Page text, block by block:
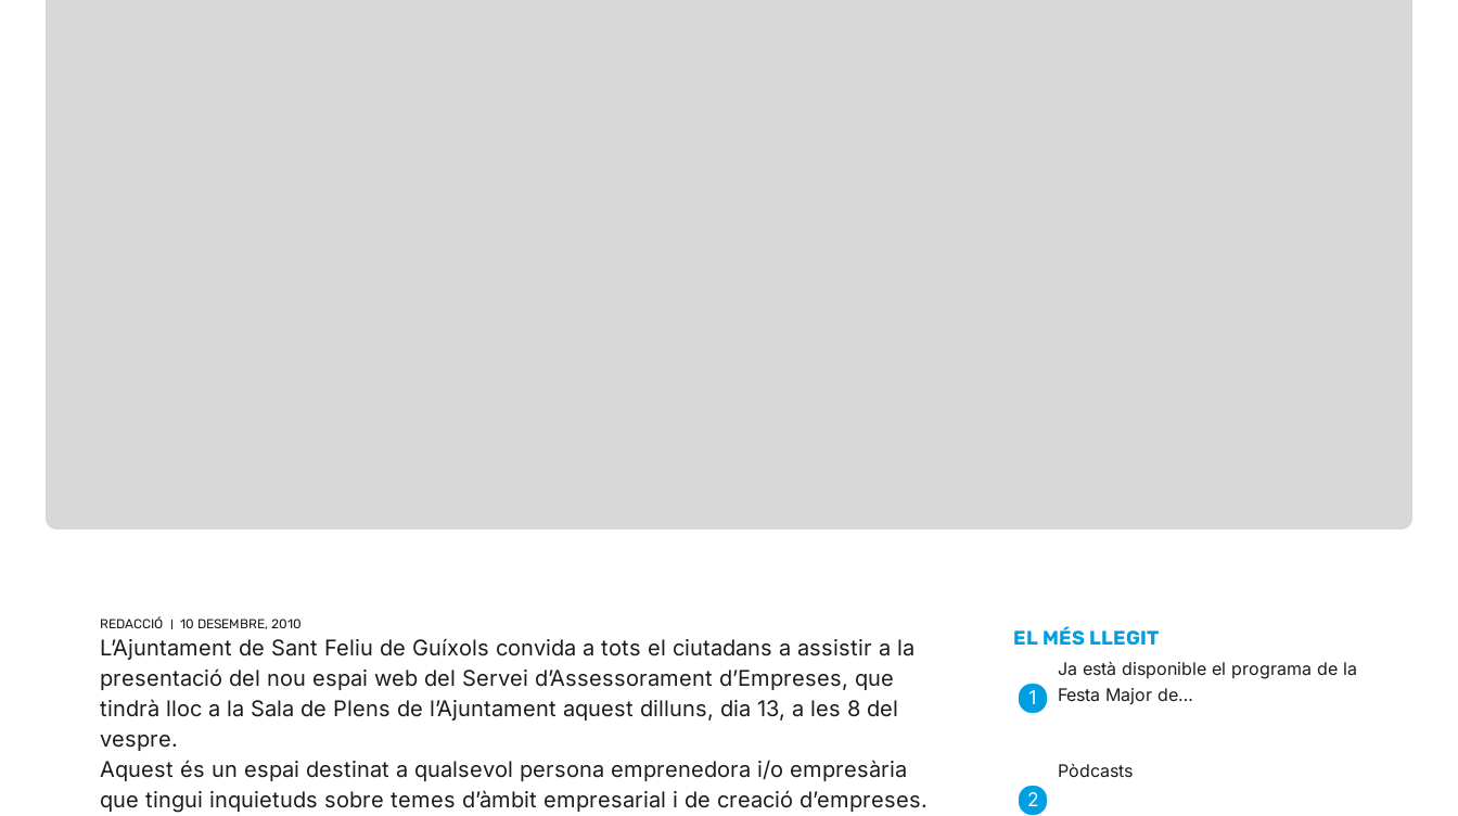
REDACCIÓ 10 DESEMBRE, 2010
L’Ajuntament de Sant Feliu de Guíxols convida a tots el ciutadans a assistir a la
presentació del nou espai web del Servei d’Assessorament d’Empreses, que
tindrà lloc a la Sala de Plens de l’Ajuntament aquest dilluns, dia 13, a les 8 del
vespre.
Aquest és un espai destinat a qualsevol persona emprenedora i/o empresària
que tingui inquietuds sobre temes d’àmbit empresarial i de creació d’empreses.
EL MÉS LLEGIT
Ja està disponible el programa de la
Festa Major de…
Pòdcasts